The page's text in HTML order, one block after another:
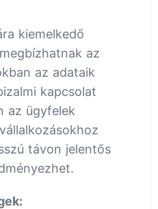
kiemelkedő
az
az adataik
kapcsolat
az ügyfelek
távon jelentős